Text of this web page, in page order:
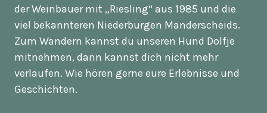
der Weinbauer mit „Riesling“ aus 1985 und die
viel bekannteren Niederburgen Manderscheids.
Zum Wandern kannst du unseren Hund Dolfje
mitnehmen, dann kannst dich nicht mehr
verlaufen. Wie hören gerne eure Erlebnisse und
Geschichten.